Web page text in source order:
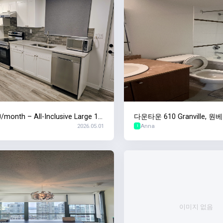
month – All-Inclusive Large 1B
Suite (Ladner, Delta)
2026.05.01
다운타운 610 Granville, 원
$2400 6월1일입주
1 Anna
이미지 없음